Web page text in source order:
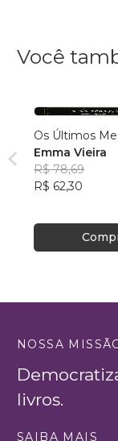
Você
Os Últimos
Emma Vieira
R$ 78,69
R$ 62,30
NOSSA
livros.
SAIBA MAIS